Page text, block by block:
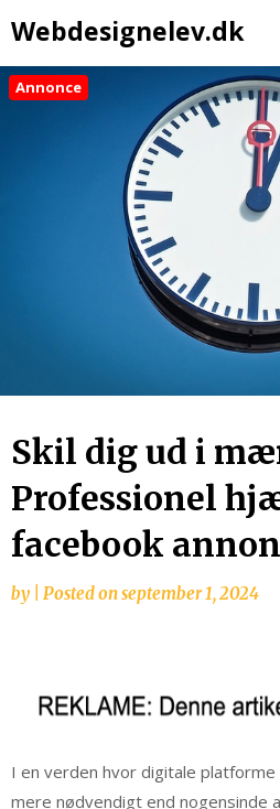
Webdesignelev.dk
Annonce
Skil dig ud i
Professionel
facebook
by Posted onseptember 1, 2024
I en verden hvor digitale
mere nødvendigt end nogensinde